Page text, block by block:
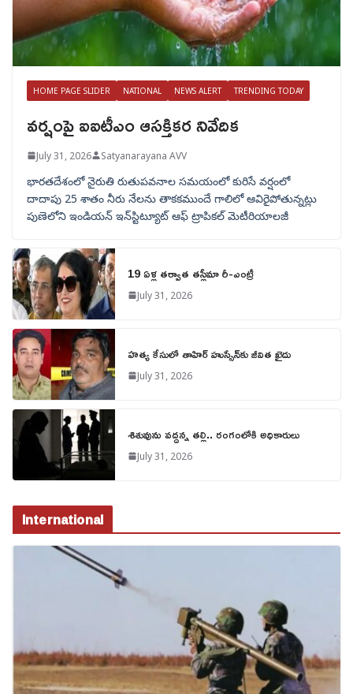
HOME PAGE SLIDER NATIONAL NEWS ALERT TRENDING TODAY
వర్షంపై ఐఐటీఎం ఆసక్తికర నివేదిక
July 31, 2026 Satyanarayana AVV
భారతదేశంలో నైరుతి రుతుపవనాల సమయంలో కురిసే వర్షంలో
దాదాపు 25 శాతం నీరు నేలను తాకకముందే గాలిలో ఆవిరైపోతున్నట్లు
పుణెలోని ఇండియన్ ఇన్‌స్టిట్యూట్ ఆఫ్ ట్రాపికల్ మెటీరియాలజీ
19 ఏళ్ల తర్వాత తస్లీమా రీ-ఎంట్రీ
July 31, 2026
హత్య కేసులో తాహిర్ హుస్సేన్‌కు జీవిత ఖైదు
July 31, 2026
శిశువును వద్దన్న తల్లి.. రంగంలోకి అధికారులు
July 31, 2026
International